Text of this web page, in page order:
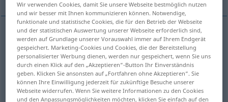
forced bemüht gezwungen
Beispiele
bemühtsein,etwaszutun
Wir verwenden Cookies, damit Sie unsere Webseite bestmöglich nutzen
und wir besser mit Ihnen kommunizieren können. Notwendige,
funktionale und statistische Cookies, die für den Betrieb der Webseite
und der statistischen Auswertung unserer Webseite erforderlich sind,
werden auf Grundlage unserer Vorauswahl immer auf Ihrem Endgerät
gespeichert. Marketing-Cookies und Cookies, die der Bereitstellung
personalisierter Werbung dienen, werden nur gespeichert, wenn Sie uns
durch einen Klick auf den „Akzeptieren“-Button Ihr Einverständnis
geben. Klicken Sie ansonsten auf „Fortfahren ohne Akzeptieren“. Sie
können Ihre Einwilligung jederzeit für zukünftige Besuche unserer
Webseite widerrufen. Wenn Sie weitere Informationen zu den Cookies
und den Anpassungsmöglichkeiten möchten, klicken Sie einfach auf den